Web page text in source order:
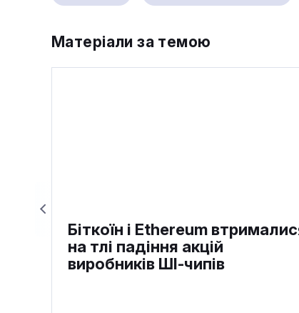
Матеріали за темою
Біткоїн і Ethereum
на тлі падіння акцій
виробників ШІ-чипів